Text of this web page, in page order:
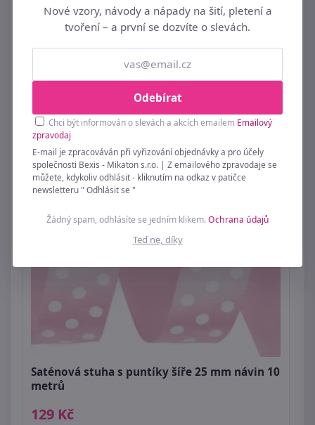
Saténová stuha návin 22,5 m s puntíky šíře 6
109 Kč
Saténová stuha s puntíky šíře 25 mm návin 10
metrů
129 Kč
Nové vzory, návody a nápady na šití, pletení a
tvoření – a první se dozvíte o slevách.
Odebírat
Chci být informován o slevách a akcích emailem Emailový
zpravodaj
E-mail je zpracováván při vyřizování objednávky a pro účely
společnosti Bexis - Mikaton s.r.o. | Z emailového zpravodaje se
můžete, kdykoliv odhlásit - kliknutím na odkaz v patičce
newsletteru " Odhlásit se "
Žádný spam, odhlásíte se jedním klikem.Ochrana údajů
Teď ne, díky